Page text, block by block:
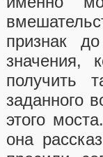
признак
значения,
получить
заданного
этого
она